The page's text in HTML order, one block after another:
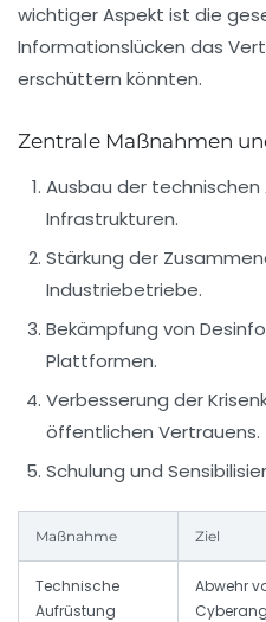
wichtiger Aspekt ist die
Informationslücken das
erschüttern könnten.
Zentrale Maßnahmen
Ausbau der technischen
Infrastrukturen.
Stärkung der
Industriebetriebe.
Bekämpfung von
Plattformen.
Verbesserung der
öffentlichen Vertrauens.
Schulung und
Maßnahme Ziel
Technische
Aufrüstung
Abwehr